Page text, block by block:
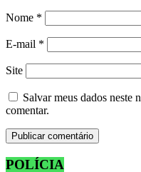
Nome *
E-mail *
Site
Salvar meus dados neste
comentar.
POLÍCIA